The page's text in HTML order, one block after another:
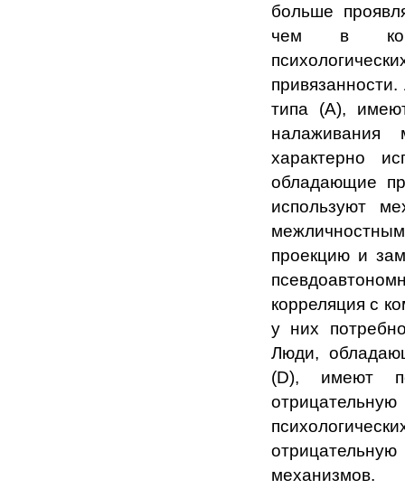
больше
чем в
типа (А),
характерно
обладающие
используют
проекцию и
корреляция с
у них
Люди,
(D), имеют
механизмов.